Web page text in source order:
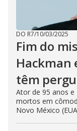
DO R7/10/03/2025
Fim do
Hackman
têm
Ator de 95 anos
mortos em
Novo México